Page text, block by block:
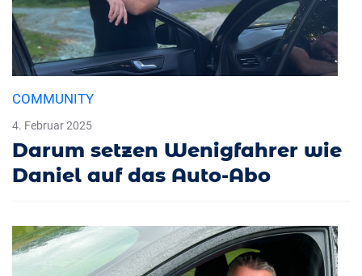
COMMUNITY
4. Februar 2025
Darum setzen Wenigfahrer wie
Daniel auf das Auto-Abo